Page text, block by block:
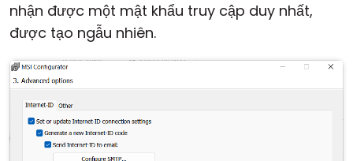
nhận được một mật khẩu truy cập duy nhất,
được tạo ngẫu nhiên.